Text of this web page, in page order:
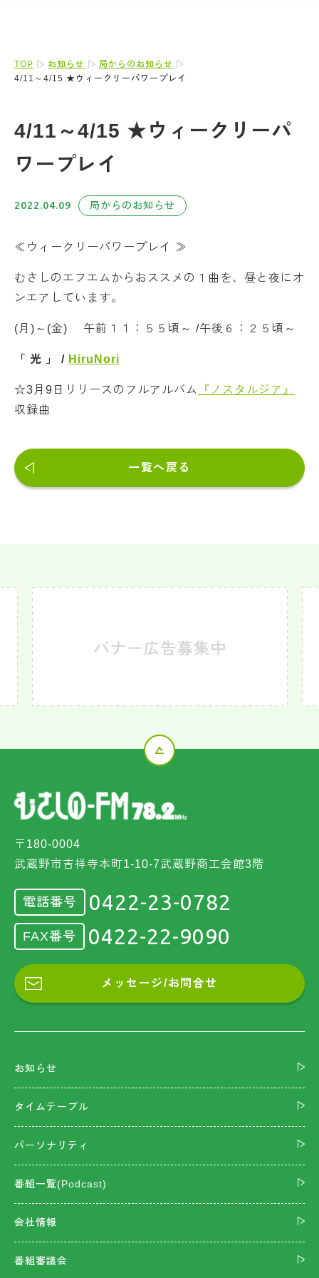
TOP お知らせ
局からのお知らせ
4/11～4/15 ★ウィークリーパワープレイ
4/11～4/15 ★ウィークリーパ
ワープレイ
2022.04.09 局からのお知らせ
≪ウィークリーパワープレイ ≫
むさしのエフエムからおススメの１曲を、昼と夜にオ
ンエアしています。
(月)～(金) 午前１１：５５頃～ /午後６：２５頃～
「 光 」 / HiruNori
☆3月9日リリースのフルアルバム
『ノスタルジア』
収録曲
一覧へ戻る
〒180-0004
武蔵野市吉祥寺本町1-10-7武蔵野商工会館3階
電話番号 0422-23-0782
FAX番号 0422-22-9090
メッセージ/お問合せ
お知らせ
タイムテーブル
パーソナリティ
番組一覧(Podcast)
会社情報
番組審議会